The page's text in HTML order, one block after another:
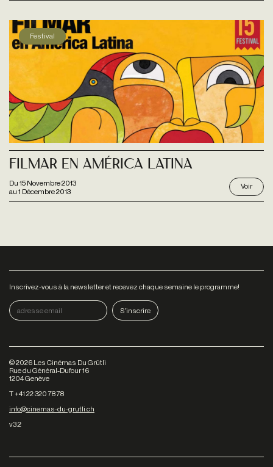
Festival
Du 15 Novembre 2013
au 1 Décembre 2013
Filmar En América Latina
Voir
Inscrivez-vous à la newsletter et recevez chaque semaine le programme!
©2026 Les Cinémas Du Grütli
Rue du Général-Dufour 16
1204 Genève
T +41 22 320 78 78
info@cinemas-du-grutli.ch
v3.2